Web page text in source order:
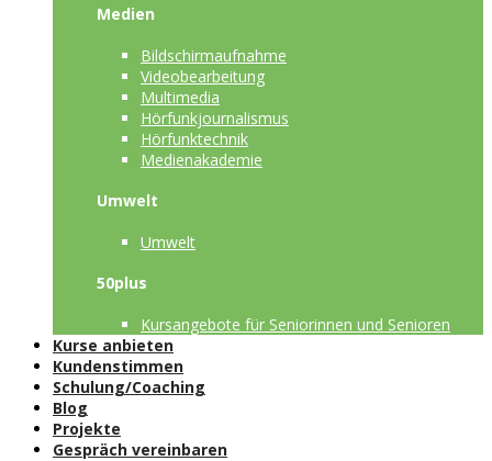
Medien
Bildschirmaufnahme
Videobearbeitung
Multimedia
Hörfunkjournalismus
Hörfunktechnik
Medienakademie
Umwelt
Umwelt
50plus
Kursangebote für Seniorinnen und Senioren
Kurse anbieten
Kundenstimmen
Schulung/Coaching
Blog
Projekte
Gespräch vereinbaren